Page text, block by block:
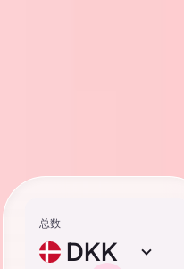
总数
DKK